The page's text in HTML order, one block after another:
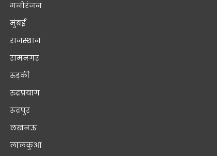
मनोरंजन
मुंबई
राजस्थान
रामनगर
रुड़की
रुद्रप्रयाग
रूद्रपुर
लखनऊ
लालकुआं